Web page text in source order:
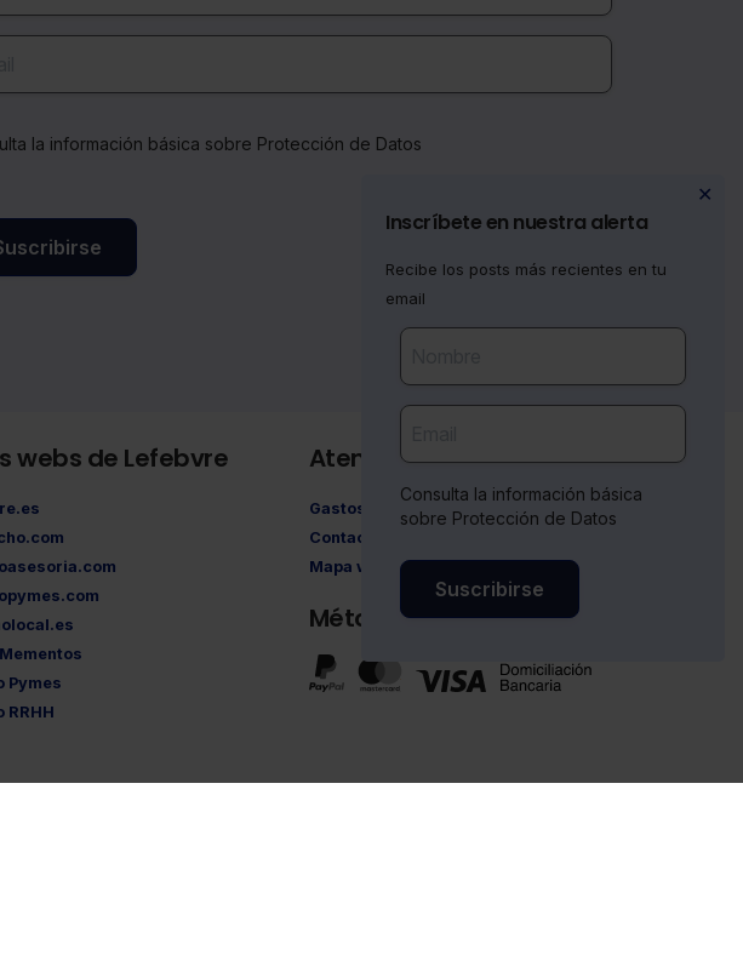
la información básica sobre Protección de Datos
✕
Inscríbete en nuestra alerta
Recibe los posts más recientes en tu
email
Consulta la información básica
sobre Protección de Datos
Suscribirse
webs de Lefebvre
Pymes
RRHH
Atención al cliente
Gastos de envío
Contacto
Mapa web
Métodos de pago